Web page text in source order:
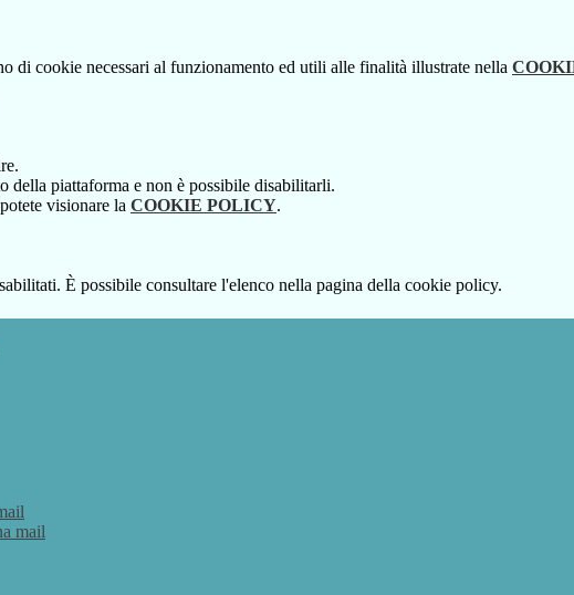
di cookie necessari al funzionamento ed utili alle finalità illustrate nella
della piattaforma e non è possibile disabilitarli.
visionare la COOKIE POLICY.
È possibile consultare l'elenco nella pagina della cookie policy.
mail